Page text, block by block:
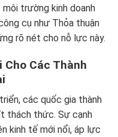
trường kinh doanh
cụ như Thỏa thuận
rõ nét cho nỗ lực này.
Cho Các Thành
các quốc gia thành
thách thức. Sự cạnh
kinh tế mới nổi, áp lực